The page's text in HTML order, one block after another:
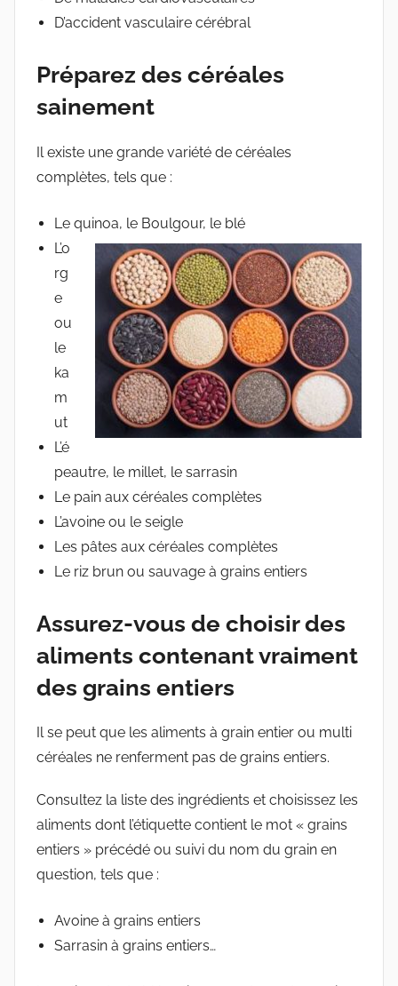
D’accident vasculaire cérébral
Préparez des céréales
sainement
Il existe une grande variété de céréales
complètes, tels que :
Le quinoa, le Boulgour, le blé
L’o
rg
e
ou
le
ka
m
ut
L’é
peautre, le millet, le sarrasin
Le pain aux céréales complètes
L’avoine ou le seigle
Les pâtes aux céréales complètes
Le riz brun ou sauvage à grains entiers
Assurez-vous de choisir des
aliments contenant vraiment
des grains entiers
Il se peut que les aliments à grain entier ou multi
céréales ne renferment pas de grains entiers.
Consultez la liste des ingrédients et choisissez les
aliments dont l’étiquette contient le mot « grains
entiers » précédé ou suivi du nom du grain en
question, tels que :
Avoine à grains entiers
Sarrasin à grains entiers…